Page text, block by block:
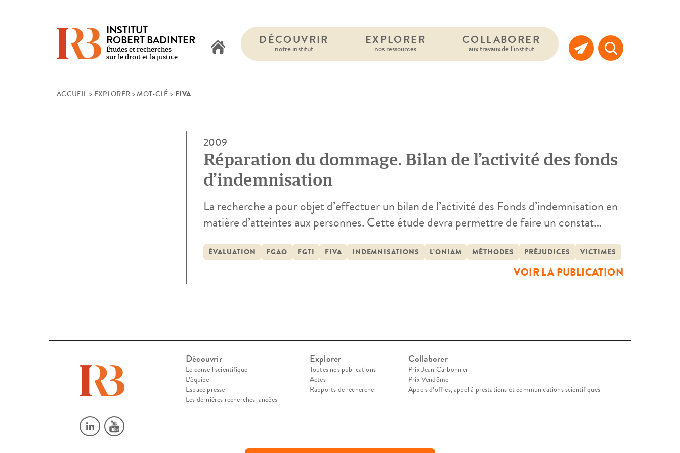
INSTITUT
ROBERT BADINTER
Études et recherches
sur le droit et la justice
DÉCOUVRIR
notre institut
EXPLORER
nos ressources
COLLABORER
aux travaux de l’institut
ACCUEIL > EXPLORER >MOT-CLÉ > FIVA
2009
Réparation du dommage. Bilan de l’activité des fonds
d’indemnisation
La recherche a pour objet d’effectuer un bilan de l’activité des Fonds d’indemnisation en
matière d’atteintes aux personnes. Cette étude devra permettre de faire un constat
statut juridique que des procédures appliquées aux requêtes, des méthodes
ÉVALUATION FGAO FGTI FIVA INDEMNISATIONS L’ONIAM MÉTHODES PRÉJUDICES VICTIMES
VOIR LA PUBLICATION
Découvrir
Le conseil scientifique
L’équipe
Espace presse
Les dernières recherches lancées
Explorer
Toutes nos publications
Actes
Rapports de recherche
Collaborer
Prix Jean Carbonnier
Prix Vendôme
Appels d’offres, appel à prestations et communications scientifiques